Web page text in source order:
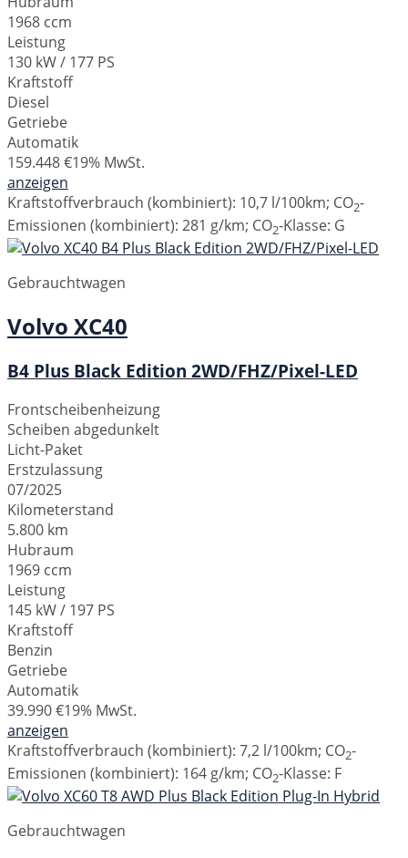
1968 ccm
Leistung
130 kW / 177 PS
Kraftstoff
Diesel
Getriebe
Automatik
159.448 €19% MwSt.
anzeigen
Kraftstoffverbrauch (kombiniert): 10,7 l/100km; CO2-
Emissionen (kombiniert): 281 g/km; CO2-Klasse: G
Gebrauchtwagen
Volvo XC40
B4 Plus Black Edition 2WD/FHZ/Pixel-LED
Frontscheibenheizung
Scheiben abgedunkelt
Licht-Paket
Erstzulassung
07/2025
Kilometerstand
5.800 km
Hubraum
1969 ccm
Leistung
145 kW / 197 PS
Kraftstoff
Benzin
Getriebe
Automatik
39.990 €19% MwSt.
anzeigen
Kraftstoffverbrauch (kombiniert): 7,2 l/100km; CO2-
Emissionen (kombiniert): 164 g/km; CO2-Klasse: F
Gebrauchtwagen